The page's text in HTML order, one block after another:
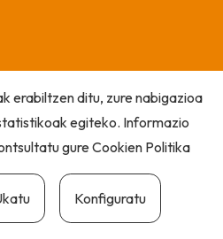
erabiltzen ditu, zure nabigazioa
egiteko. Informazio
gureCookien Politika
Konfiguratu